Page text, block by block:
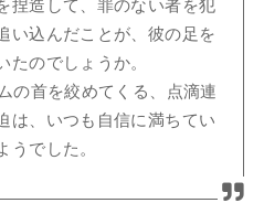
捏造して、罪のない者を犯
い込んだことが、彼の足を
たのでしょうか。
の首を絞めてくる、点滴連
は、いつも自信に満ちてい
うでした。